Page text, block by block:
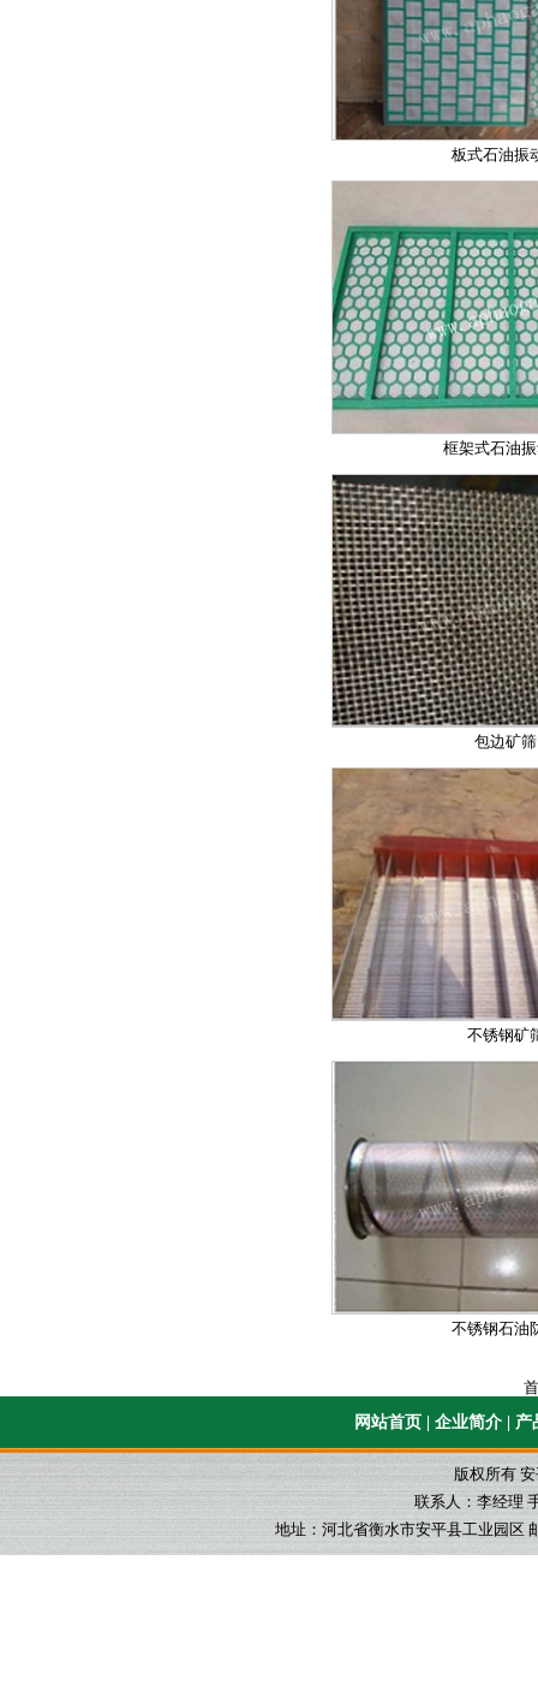
板式石油振
框架式石油
包边矿
不锈钢矿
不锈钢石油
网站首页| 企业简介| 产
版权所有
联系人：李经理
地址：河北省衡水市安平县工业园区